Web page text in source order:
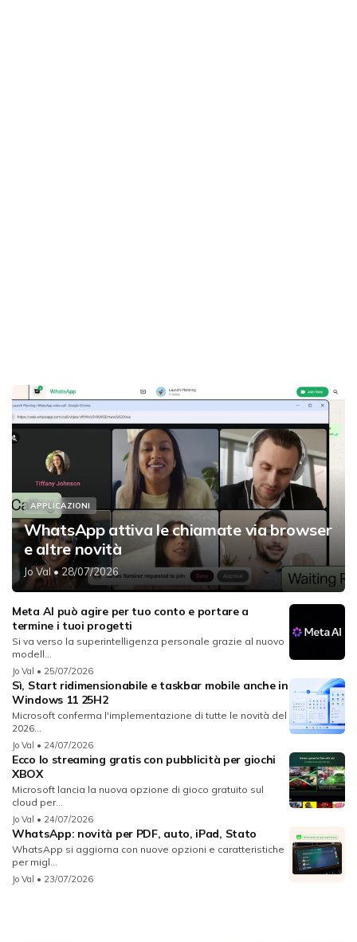
APPLICAZIONI
WhatsApp attiva le chiamate via browser
e altre novità
Jo Val• 28/07/2026
Meta AI può agire per tuo conto e portare a
termine i tuoi progetti
Si va verso la superintelligenza personale grazie al nuovo
modell...
Jo Val • 25/07/2026
Sì, Start ridimensionabile e taskbar mobile anche in
Windows 11 25H2
Microsoft conferma l'implementazione di tutte le novità del
2026...
Jo Val • 24/07/2026
Ecco lo streaming gratis con pubblicità per giochi
XBOX
Microsoft lancia la nuova opzione di gioco gratuito sul
cloud per...
Jo Val • 24/07/2026
WhatsApp: novità per PDF, auto, iPad, Stato
WhatsApp si aggiorna con nuove opzioni e caratteristiche
per migl...
Jo Val • 23/07/2026